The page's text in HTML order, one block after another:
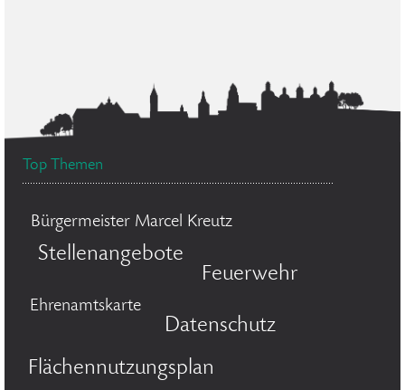
Top Themen
Bürgermeister Marcel Kreutz
Stellenangebote
Feuerwehr
Ehrenamtskarte
Datenschutz
Flächennutzungsplan